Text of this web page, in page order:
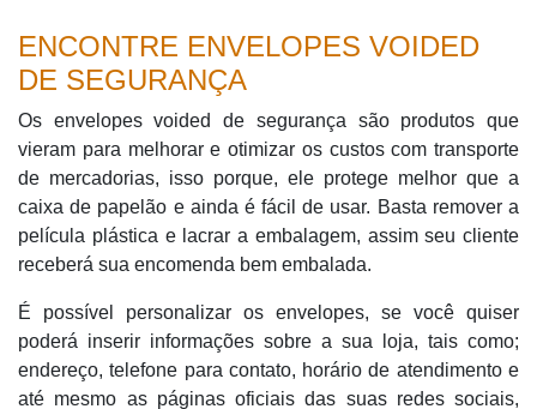
ENCONTRE ENVELOPES VOIDED
DE SEGURANÇA
Os envelopes voided de segurança são produtos que
vieram para melhorar e otimizar os custos com transporte
de mercadorias, isso porque, ele protege melhor que a
caixa de papelão e ainda é fácil de usar. Basta remover a
película plástica e lacrar a embalagem, assim seu cliente
receberá sua encomenda bem embalada.
É possível personalizar os envelopes, se você quiser
poderá inserir informações sobre a sua loja, tais como;
endereço, telefone para contato, horário de atendimento e
até mesmo as páginas oficiais das suas redes sociais,